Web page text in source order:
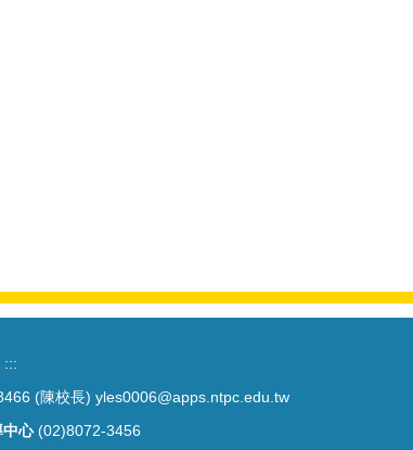
:::
(陳校長) yles0006@apps.ntpc.edu.tw
心(02)8072-3456